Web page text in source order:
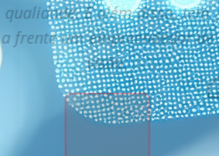
qualidade. E além disso, tem
a frente um empreendedor de
visão.